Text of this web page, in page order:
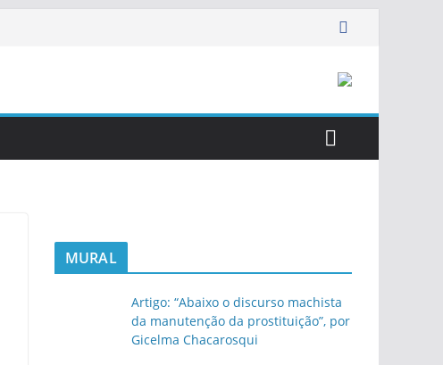
MURAL
Artigo: “Abaixo o discurso machista
da manutenção da prostituição”, por
Gicelma Chacarosqui